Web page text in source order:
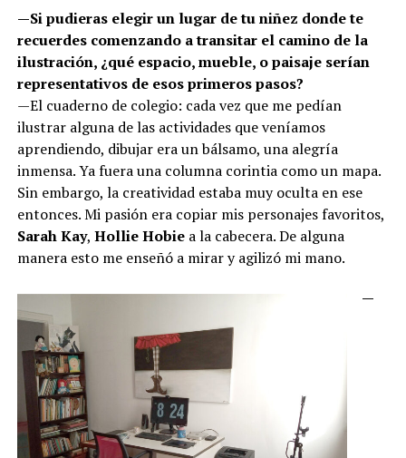
—Si pudieras elegir un lugar de tu niñez donde te
recuerdes comenzando a transitar el camino de la
ilustración, ¿qué espacio, mueble, o paisaje serían
representativos de esos primeros pasos?
—El cuaderno de colegio: cada vez que me pedían
ilustrar alguna de las actividades que veníamos
aprendiendo, dibujar era un bálsamo, una alegría
inmensa. Ya fuera una columna corintia como un mapa.
Sin embargo, la creatividad estaba muy oculta en ese
entonces. Mi pasión era copiar mis personajes favoritos,
Sarah Kay, Hollie Hobiea la cabecera. De alguna
manera esto me enseñó a mirar y agilizó mi mano.
—